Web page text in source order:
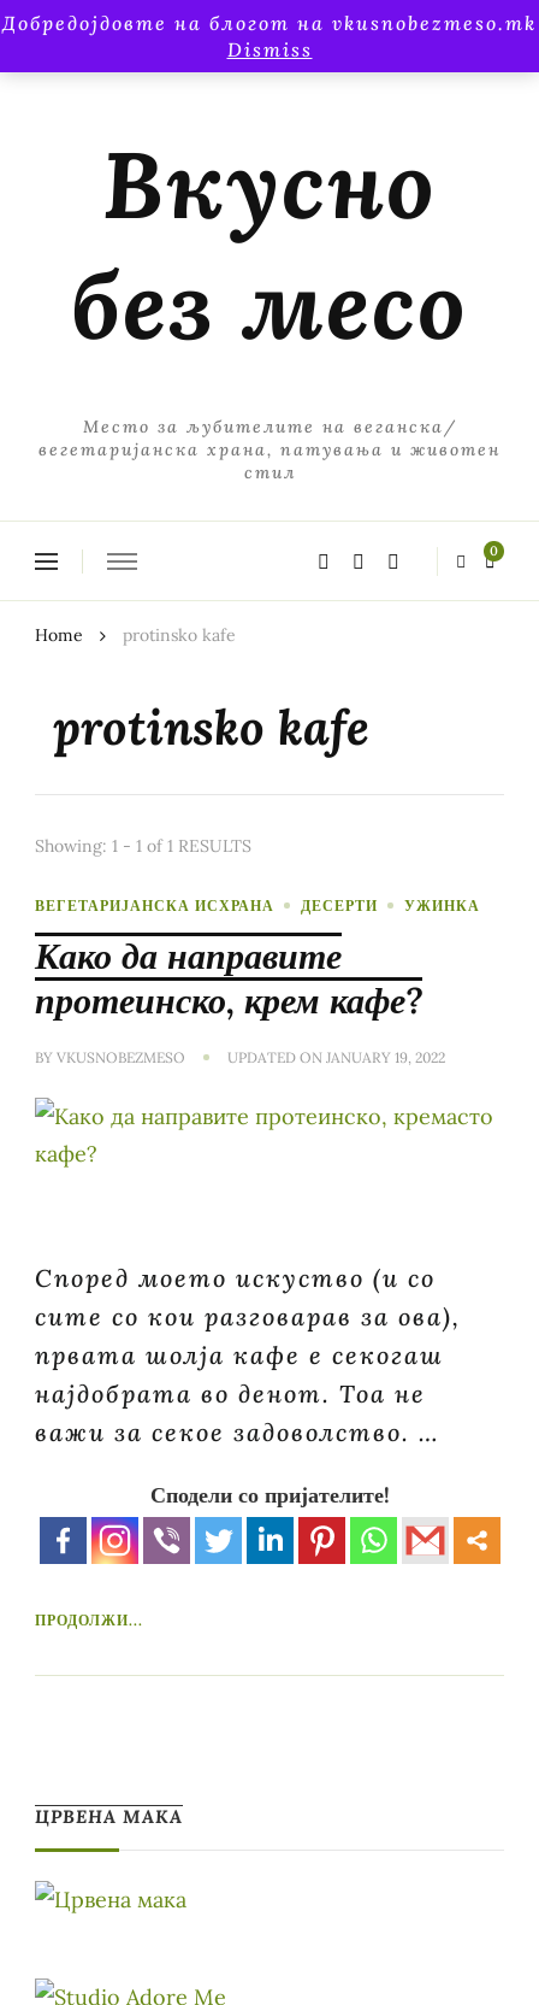
Добредојдовте на блогот на vkusnobezmeso.mk
Dismiss
Вкусно
без месо
Место за љубителите на веганска/
вегетаријанска храна, патувања и животен
стил
0
Home protinsko kafe
protinsko kafe
Showing: 1 - 1 of 1 RESULTS
ВЕГЕТАРИЈАНСКА ИСХРАНА ДЕСЕРТИ УЖИНКА
Како да направите
протеинско, крем кафе?
BY VKUSNOBEZMESO UPDATED ON JANUARY 19, 2022
Според моето искуство (и со
сите со кои разговарав за ова),
првата шолја кафе е секогаш
најдобрата во денот. Тоа не
важи за секое задоволство. …
Сподели со пријателите!
ПРОДОЛЖИ...
ЦРВЕНА МАКА